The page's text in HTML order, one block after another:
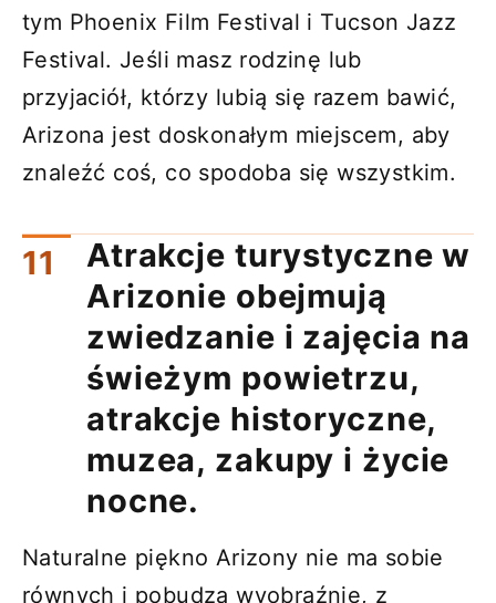
tym Phoenix Film Festival i Tucson Jazz
Festival. Jeśli masz rodzinę lub
przyjaciół, którzy lubią się razem bawić,
Arizona jest doskonałym miejscem, aby
znaleźć coś, co spodoba się wszystkim.
Atrakcje turystyczne w
Arizonie obejmują
zwiedzanie i zajęcia na
świeżym powietrzu,
atrakcje historyczne,
muzea, zakupy i życie
nocne.
Naturalne piękno Arizony nie ma sobie
równych i pobudza wyobraźnię, z